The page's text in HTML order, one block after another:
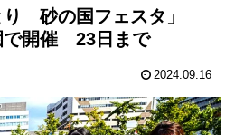
り 砂の国フェスタ」
で開催 23日まで
2024.09.16